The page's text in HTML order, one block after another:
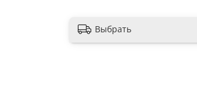
Размеры:Выбрать